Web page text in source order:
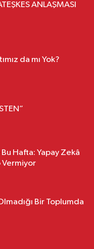
ANLAŞMASI
da mı Yok?
Hafta: Yapay Zekâ
Vermiyor
Bir Toplumda